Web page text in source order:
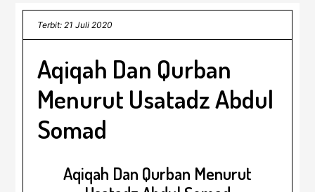
Terbit: 21 Juli 2020
Aqiqah Dan Qurban
Menurut Usatadz Abdul
Somad
Aqiqah Dan Qurban Menurut